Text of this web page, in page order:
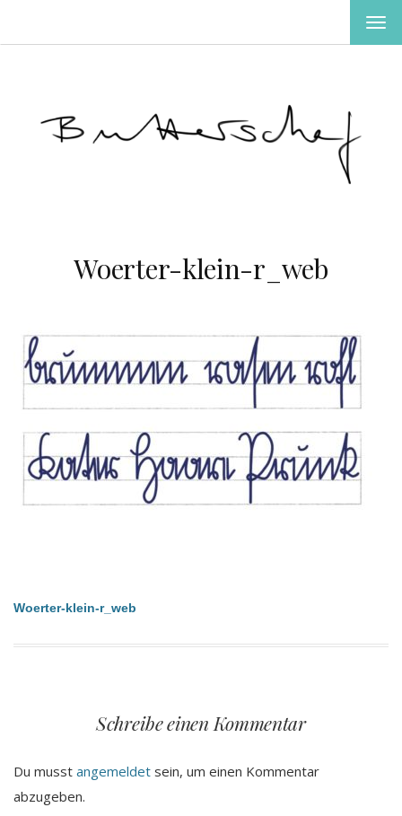
Woerter-klein-r_web
Beitragsnavigation
Woerter-klein-r_web
Schreibe einen Kommentar
Du musst angemeldet sein, um einen Kommentar
abzugeben.